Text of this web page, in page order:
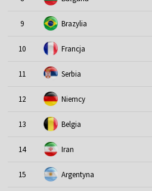
9 Brazylia
10 Francja
11 Serbia
12 Niemcy
13 Belgia
14 Iran
15 Argentyna